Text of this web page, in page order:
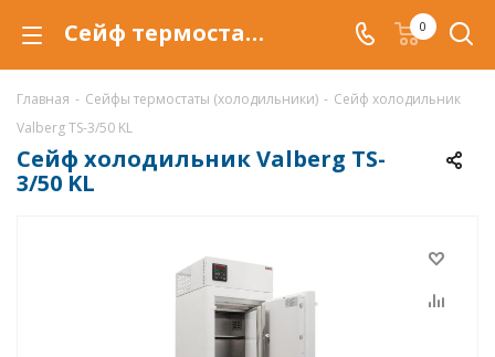
Сейф термостат Valberg TS-3/50 KL, сейфы холодильники 0
Главная - Сейфы термостаты (холодильники) - Сейф холодильник
Valberg TS-3/50 KL
Сейф холодильник Valberg TS-
3/50 KL